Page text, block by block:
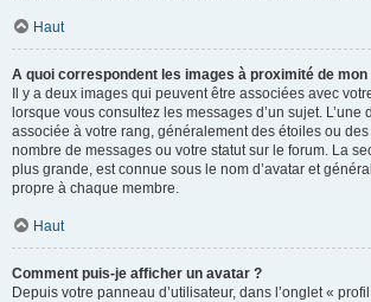
Haut
A quoi correspondent les images à proximité de mon
Il y a deux images qui peuvent être associées avec
lorsque vous consultez les messages d’un sujet. L’une
associée à votre rang, généralement des étoiles ou
nombre de messages ou votre statut sur le forum. La
plus grande, est connue sous le nom d’avatar et
propre à chaque membre.
Haut
Comment puis-je afficher un avatar ?
Depuis votre panneau d’utilisateur, dans l’onglet «